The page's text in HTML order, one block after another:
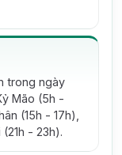
trong ngày
Mão (5h -
(15h - 17h),
- 23h).